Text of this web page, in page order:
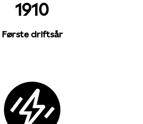
1910
Første driftsår